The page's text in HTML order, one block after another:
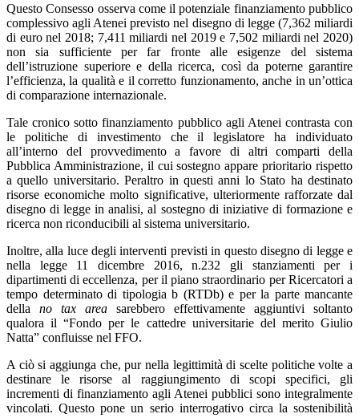
Questo Consesso osserva come il potenziale finanziamento pubblico
complessivo agli Atenei previsto nel disegno di legge (7,362 miliardi
di euro nel 2018; 7,411 miliardi nel 2019 e 7,502 miliardi nel 2020)
non sia sufficiente per far fronte alle esigenze del sistema
dell’istruzione superiore e della ricerca, così da poterne garantire
l’efficienza, la qualità e il corretto funzionamento, anche in un’ottica
di comparazione internazionale.
Tale cronico sotto finanziamento pubblico agli Atenei contrasta con
le politiche di investimento che il legislatore ha individuato
all’interno del provvedimento a favore di altri comparti della
Pubblica Amministrazione, il cui sostegno appare prioritario rispetto
a quello universitario. Peraltro in questi anni lo Stato ha destinato
risorse economiche molto significative, ulteriormente rafforzate dal
disegno di legge in analisi, al sostegno di iniziative di formazione e
ricerca non riconducibili al sistema universitario.
Inoltre, alla luce degli interventi previsti in questo disegno di legge e
nella legge 11 dicembre 2016, n.232 gli stanziamenti per i
dipartimenti di eccellenza, per il piano straordinario per Ricercatori a
tempo determinato di tipologia b (RTDb) e per la parte mancante
della no tax area sarebbero effettivamente aggiuntivi soltanto
qualora il “Fondo per le cattedre universitarie del merito Giulio
Natta” confluisse nel FFO.
A ciò si aggiunga che, pur nella legittimità di scelte politiche volte a
destinare le risorse al raggiungimento di scopi specifici, gli
incrementi di finanziamento agli Atenei pubblici sono integralmente
vincolati. Questo pone un serio interrogativo circa la sostenibilità